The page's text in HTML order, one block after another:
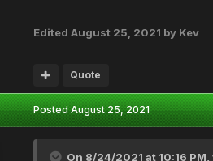
Edited August 25, 2021 by Kev
Quote
PostedAugust 25, 2021
On 8/24/2021 at 10:16 PM,